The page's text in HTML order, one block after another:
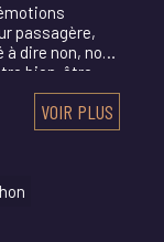
passagère,
dire non, nos
bien-être
VOIR PLUS